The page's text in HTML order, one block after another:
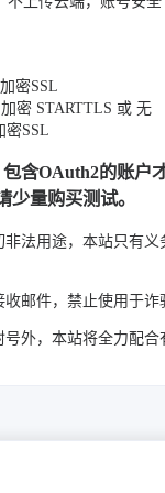
密SSL
密 STARTTLS 或 无
密SSL
含OAuth2的账
量购买测试。
法用途，本站只有
邮件，禁止使用于
外，本站将全力配合